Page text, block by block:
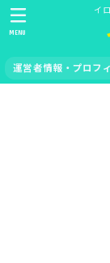
イ
運営者情報・プロフ
MENU